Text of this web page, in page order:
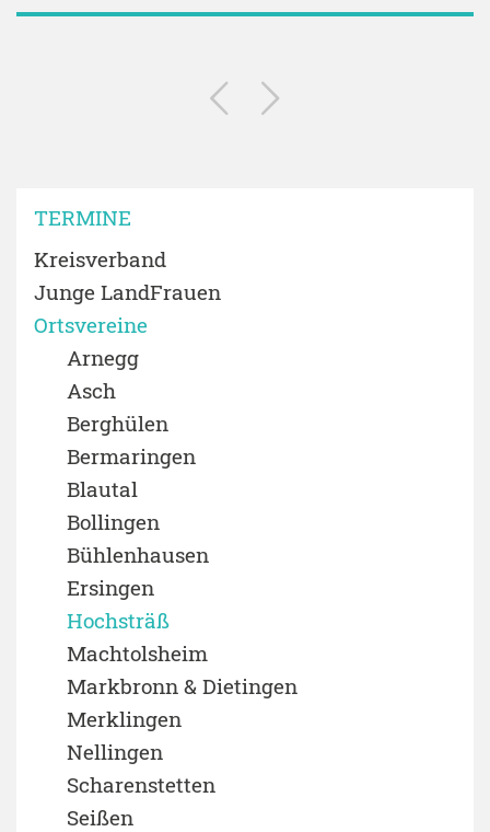
TERMINE
Kreisverband
Junge LandFrauen
Ortsvereine
Arnegg
Asch
Berghülen
Bermaringen
Blautal
Bollingen
Bühlenhausen
Ersingen
Hochsträß
Machtolsheim
Markbronn & Dietingen
Merklingen
Nellingen
Scharenstetten
Seißen